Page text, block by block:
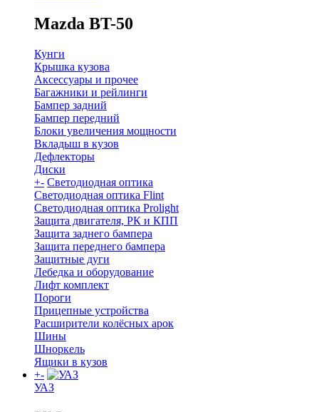
Mazda BT-50
Кунги
Крышка кузова
Аксессуары и прочее
Багажники и рейлинги
Бампер задний
Бампер передний
Блоки увеличения мощности
Вкладыш в кузов
Дефлекторы
Диски
+- Светодиодная оптика
Светодиодная оптика Flint
Светодиодная оптика Prolight
Защита двигателя, РК и КПП
Защита заднего бампера
Защита переднего бампера
Защитные дуги
Лебедка и оборудование
Лифт комплект
Пороги
Прицепные устройства
Расширители колёсных арок
Шины
Шноркель
Ящики в кузов
+-
УАЗ